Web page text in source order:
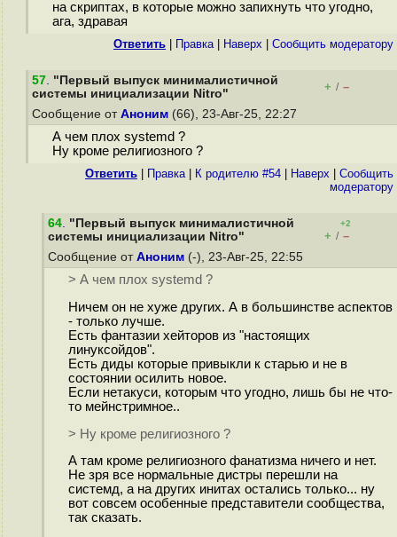
на скриптах, в которые можно запихнуть что угодно,
ага, здравая
Ответить Правка| Наверх Cообщить модератору
57. "Первый выпуск минималистичной
системы инициализации Nitro"
+ / –
Сообщение от Аноним (66), 23-Авг-25, 22:27
А чем плох systemd ?
Ну кроме религиозного ?
Ответить Правка| К родителю #54 Наверх
Cообщить
модератору
64. "Первый выпуск минималистичной
системы инициализации Nitro"
+2
+ / –
Сообщение от Аноним (-), 23-Авг-25, 22:55
> А чем плох systemd ?
Ничем он не хуже других. А в большинстве аспектов
- только лучше.
Есть фантазии хейторов из "настоящих
линуксойдов".
Есть диды которые привыкли к старью и не в
состоянии осилить новое.
Если нетакуси, которым что угодно, лишь бы не что-
то мейнстримное..
> Ну кроме религиозного ?
А там кроме религиозного фанатизма ничего и нет.
Не зря все нормальные дистры перешли на
системд, а на других инитах остались только... ну
вот совсем особенные представители сообщества,
так сказать.